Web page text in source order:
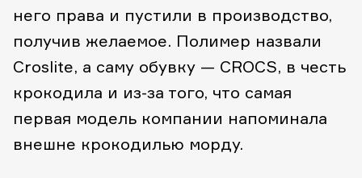
него права и пустили в производство,
получив желаемое. Полимер назвали
Croslite, а саму обувку — CROCS, в честь
крокодила и из-за того, что самая
первая модель компании напоминала
внешне крокодилью морду.